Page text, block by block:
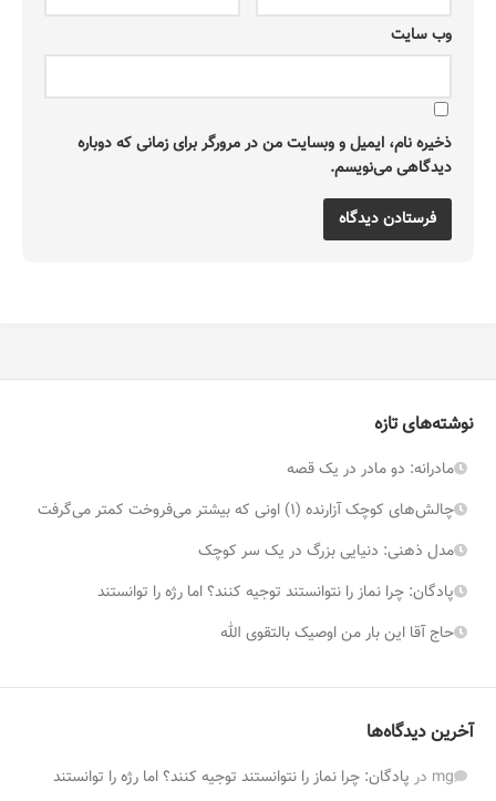
وب‌ سایت
ذخیره نام، ایمیل و وبسایت من در مرورگر برای زمانی که دوباره
دیدگاهی می‌نویسم.
نوشته‌های تازه
مادرانه: دو مادر در یک قصه
چالش‌های کوچک آزارنده (۱) اونی که بیشتر می‌فروخت کمتر می‌گرفت
مدل ذهنی: دنیایی بزرگ در یک سر کوچک
پادگان: چرا نماز را نتوانستند توجیه کنند؟ اما رژه را توانستند
حاج آقا این بار من اوصیک بالتقوی الله
آخرین دیدگاه‌ها
mg در پادگان: چرا نماز را نتوانستند توجیه کنند؟ اما رژه را توانستند